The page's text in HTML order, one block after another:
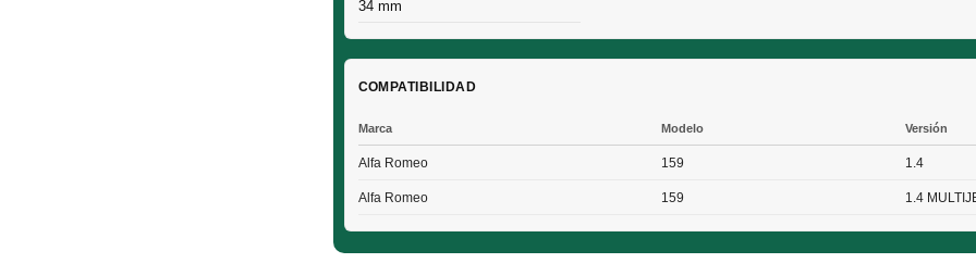
34 mm
COMPATIBILIDAD
Marca Modelo Versión
Alfa Romeo 159 1.4
Alfa Romeo 159 1.4